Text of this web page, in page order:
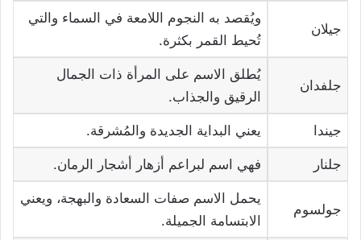
جيلان
ويُقصد به النجوم اللامعة في السماء والتي
تُحيط القمر بكثرة.
جلفدان
يُطلق الاسم على المرأة ذات الجمال
الرقيق والجذاب.
جيندا يعني البداية الجديدة والمُشرقة.
جلنار فهي اسم لبراعم أزهار أشجار الرمان.
جولسوم
يحمل الاسم صفات السعادة والبهجة، ويعني
الابتسامة الجميلة.